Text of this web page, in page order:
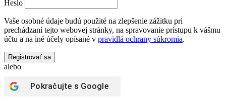
Heslo
Vaše osobné údaje budú použité na zlepšenie zážitku pri
prechádzaní tejto webovej stránky, na spravovanie prístupu k vášmu
účtu a na iné účely opísané v pravidlá ochrany súkromia.
Registrovať sa
alebo
Pokračujte s Google